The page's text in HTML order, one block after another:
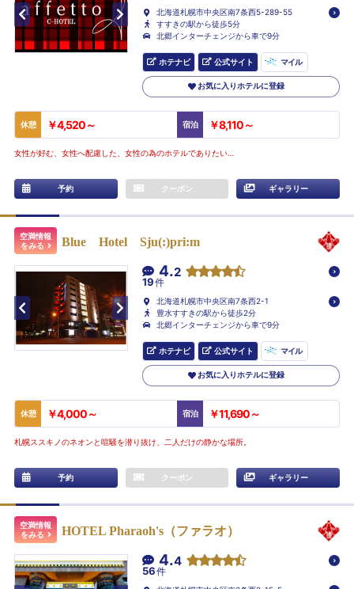
北海道札幌市中央区南7条西5-289-55
すすきの駅から徒歩5分
北郷インターチェンジから車で9分
ホテナビ 公式サイト マイル
お気に入りホテルに登録
休憩 ￥4,520～ 宿泊 ￥8,110～
女性が好む、女性へ配慮した、女性の為のホテルでありたい…
予約 クーポン ギャラリー
空満情報
をみる
Blue Hotel Sju(:)pri:m
4.2
19件
北海道札幌市中央区南7条西2-1
豊水すすきの駅から徒歩2分
北郷インターチェンジから車で9分
ホテナビ 公式サイト マイル
お気に入りホテルに登録
休憩 ￥4,000～ 宿泊 ￥11,690～
札幌ススキノのネオンと喧騒を潜り抜け、二人だけの静かな場所。
予約 クーポン ギャラリー
空満情報
をみる
HOTEL Pharaoh's（ファラオ）
4.4
56件